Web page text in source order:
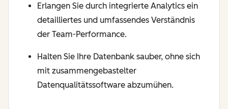
Erlangen Sie durch integrierte Analytics ein
detailliertes und umfassendes Verständnis
der Team-Performance.
Halten Sie Ihre Datenbank sauber, ohne sich
mit zusammengebastelter
Datenqualitätssoftware abzumühen.